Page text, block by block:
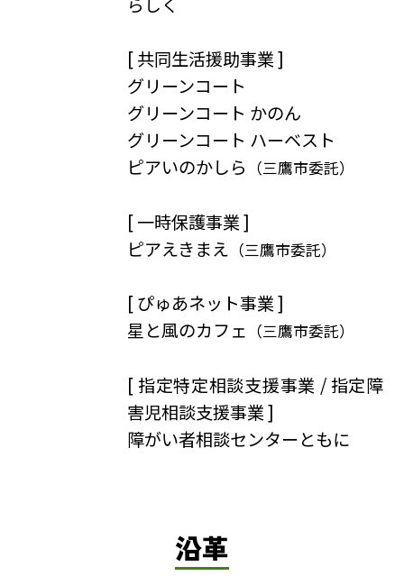
[ 共同生活援助事業 ]
グリーンコート
グリーンコート かのん
グリーンコート ハーベスト
ピアいのかしら （三鷹市委託）
[ 一時保護事業 ]
ピアえきまえ （三鷹市委託）
[ ぴゅあネット事業 ]
星と風のカフェ （三鷹市委託）
[ 指定特定相談支援事業 / 指定障
害児相談支援事業 ]
障がい者相談センターともに
沿革